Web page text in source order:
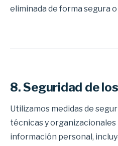
eliminada de forma segura
8. Seguridad de
Utilizamos medidas de
técnicas y
información personal,